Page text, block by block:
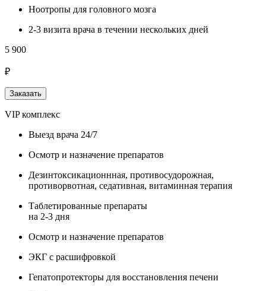
Ноотропы для головного мозга
2-3 визита врача в течении нескольких дней
5 900
₽
Заказать
VIP комплекс
Выезд врача 24/7
Осмотр и назначение препаратов
Дезинтоксикационнная, противосудорожная,
противорвотная, седативная, витаминная терапия
Таблетированные препараты
на 2-3 дня
Осмотр и назначение препаратов
ЭКГ с расшифровкой
Гепатопротекторы для восстановления печени